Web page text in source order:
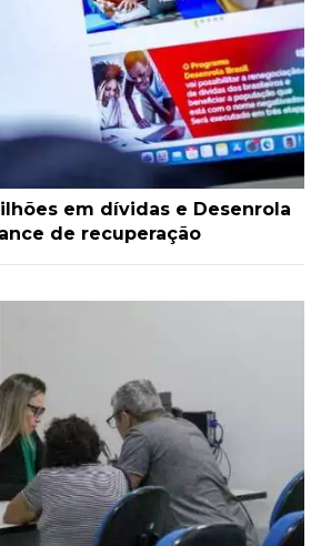
em dívidas e Desenrola
de recuperação